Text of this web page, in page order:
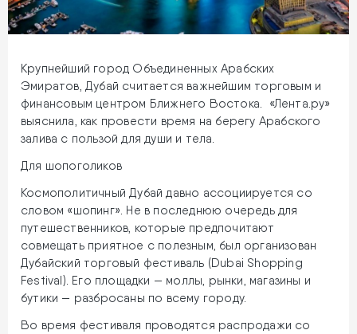
Крупнейший город Объединенных Арабских
Эмиратов, Дубай считается важнейшим торговым и
финансовым центром Ближнего Востока. «Лента.ру»
выяснила, как провести время на берегу Арабского
залива с пользой для души и тела.
Для шопоголиков
Космополитичный Дубай давно ассоциируется со
словом «шопинг». Не в последнюю очередь для
путешественников, которые предпочитают
совмещать приятное с полезным, был организован
Дубайский торговый фестиваль (Dubai Shopping
Festival). Его площадки — моллы, рынки, магазины и
бутики — разбросаны по всему городу.
Во время фестиваля проводятся распродажи со